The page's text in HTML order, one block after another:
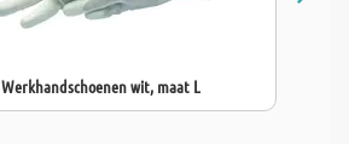
Werkhandschoenen wit, maat L